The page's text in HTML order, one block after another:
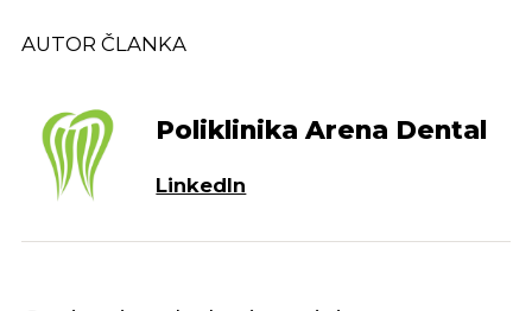
AUTOR ČLANKA
Poliklinika Arena Dental
LinkedIn